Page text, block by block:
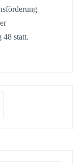
48 statt.